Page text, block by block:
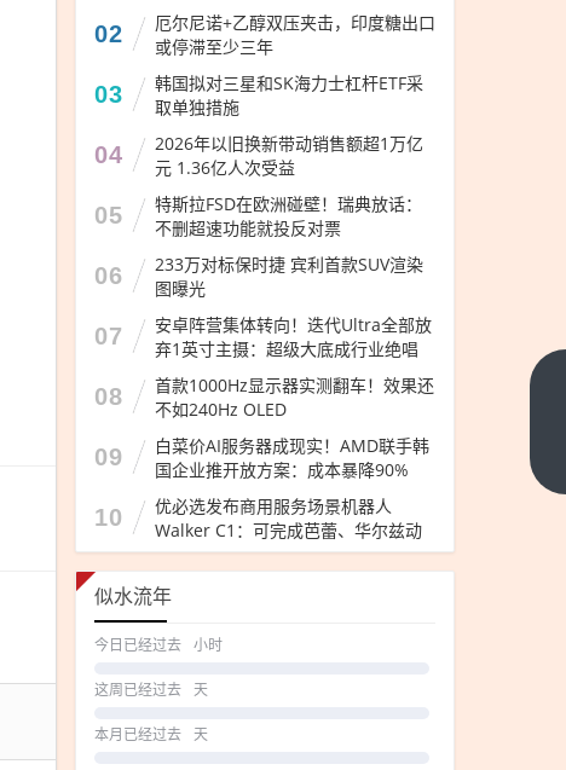
02
厄尔尼诺+乙醇双压夹击，印度糖出口
或停滞至少三年
03
韩国拟对三星和SK海力士杠杆ETF采
取单独措施
04
2026年以旧换新带动销售额超1万亿
元 1.36亿人次受益
05
特斯拉FSD在欧洲碰壁！瑞典放话：
不删超速功能就投反对票
06
233万对标保时捷 宾利首款SUV渲染
图曝光
07
安卓阵营集体转向！迭代Ultra全部放
弃1英寸主摄：超级大底成行业绝唱
08
首款1000Hz显示器实测翻车！效果还
不如240Hz OLED
09
白菜价AI服务器成现实！AMD联手韩
国企业推开放方案：成本暴降90%
10
优必选发布商用服务场景机器人
Walker C1：可完成芭蕾、华尔兹动
作
似水流年
今日已经过去 小时
这周已经过去 天
本月已经过去 天